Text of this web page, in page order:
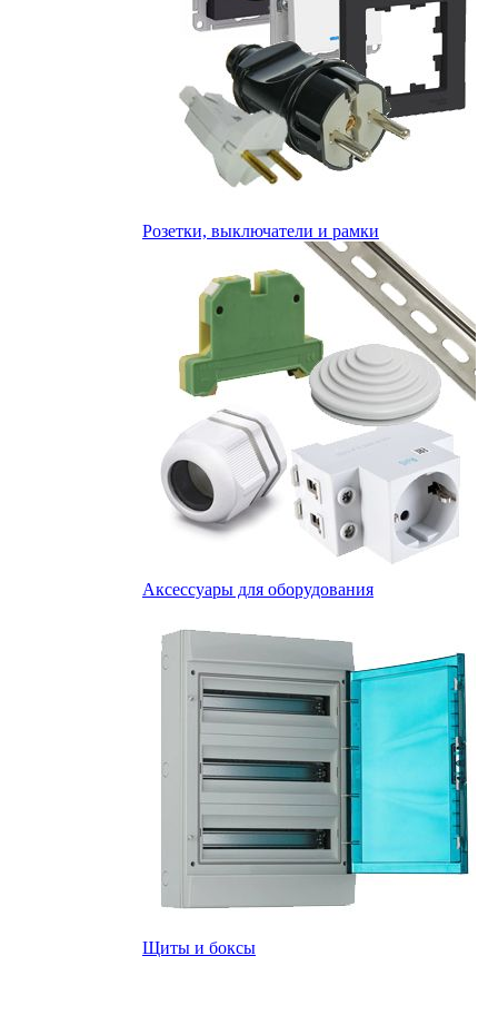
Розетки, выключатели и рамки
Аксессуары для оборудования
Щиты и боксы